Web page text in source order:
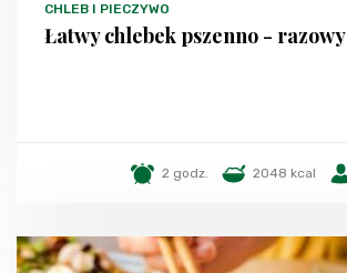
CHLEB I PIECZYWO
Łatwy chlebek pszenno - razowy
2 godz. 2048 kcal